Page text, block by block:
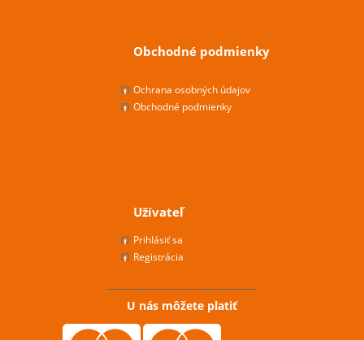
Obchodné podmienky
Ochrana osobných údajov
Obchodné podmienky
Užívateľ
Prihlásiť sa
Registrácia
U nás môžete platiť